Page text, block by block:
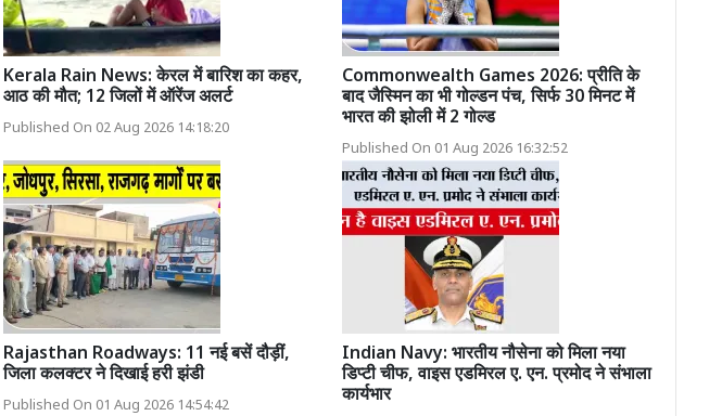
Kerala Rain News: केरल में बारिश का कहर,
आठ की मौत; 12 जिलों में ऑरेंज अलर्ट
Published On 02 Aug 2026 14:18:20
Commonwealth Games 2026: प्रीति के
बाद जैस्मिन का भी गोल्डन पंच, सिर्फ 30 मिनट में
भारत की झोली में 2 गोल्ड
Published On 01 Aug 2026 16:32:52
Rajasthan Roadways: 11 नई बसें दौड़ीं,
जिला कलक्टर ने दिखाई हरी झंडी
Published On 01 Aug 2026 14:54:42
Indian Navy: भारतीय नौसेना को मिला नया
डिप्टी चीफ, वाइस एडमिरल ए. एन. प्रमोद ने संभाला
कार्यभार